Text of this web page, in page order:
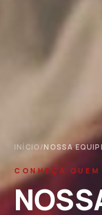
INÍCIO/NOSSA
CONHEÇA